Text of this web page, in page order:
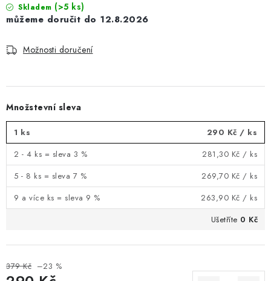
Skladem (>5 ks)
12.8.2026
Možnosti doručení
Množstevní sleva
1 ks 290 Kč / ks
2 - 4 ks = sleva 3 %
281,30 Kč / ks
5 - 8 ks = sleva 7 %
269,70 Kč / ks
9 a více ks = sleva 9 %
263,90 Kč / ks
Ušetříte 0 Kč
379 Kč –23 %